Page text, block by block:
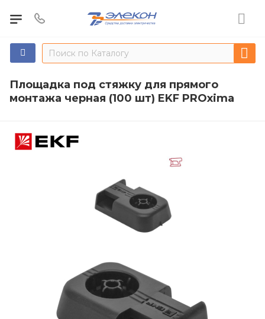
Площадка под стяжку для прямого
монтажа черная (100 шт) EKF PROxima